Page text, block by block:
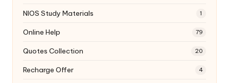
NIOS Study Materials 1
Online Help 79
Quotes Collection 20
Recharge Offer 4